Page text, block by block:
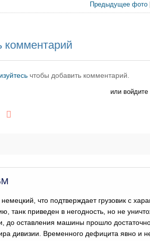
Предыдущее фото|
комментарий
чтобы добавить комментарий.
или
что подтверждает грузовик с
танк приведен в негодность, но не
до оставления машины прошло
дивизии. Временного дефицита явно и